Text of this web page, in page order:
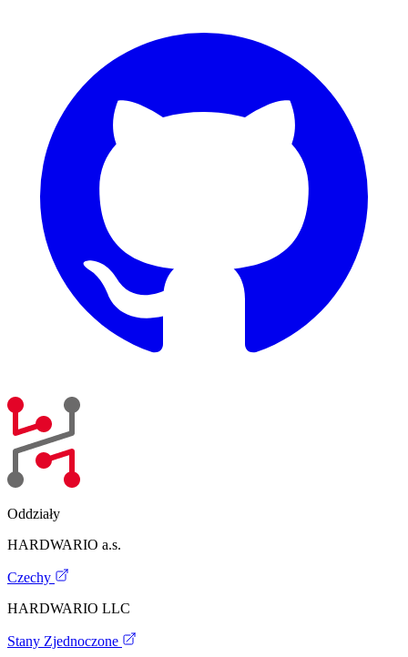
Oddziały
HARDWARIO a.s.
Czechy
HARDWARIO LLC
Stany Zjednoczone